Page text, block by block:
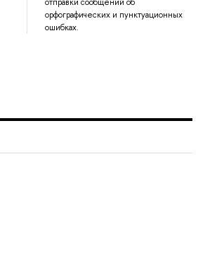
отправки сообщений об
орфографических и пунктуационных
ошибках.